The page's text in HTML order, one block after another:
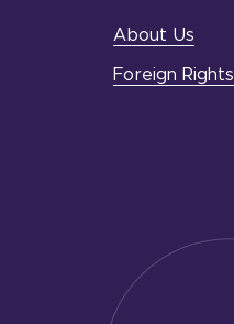
About Us
Foreign Rights